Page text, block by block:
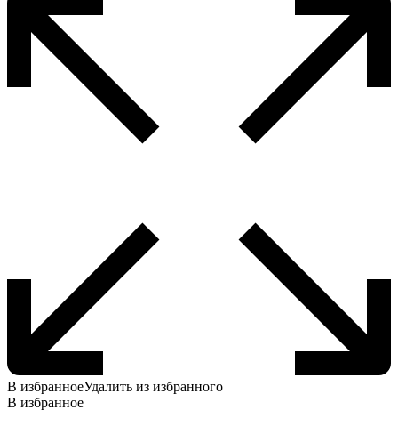
В избранноеУдалить из избранного
В избранное